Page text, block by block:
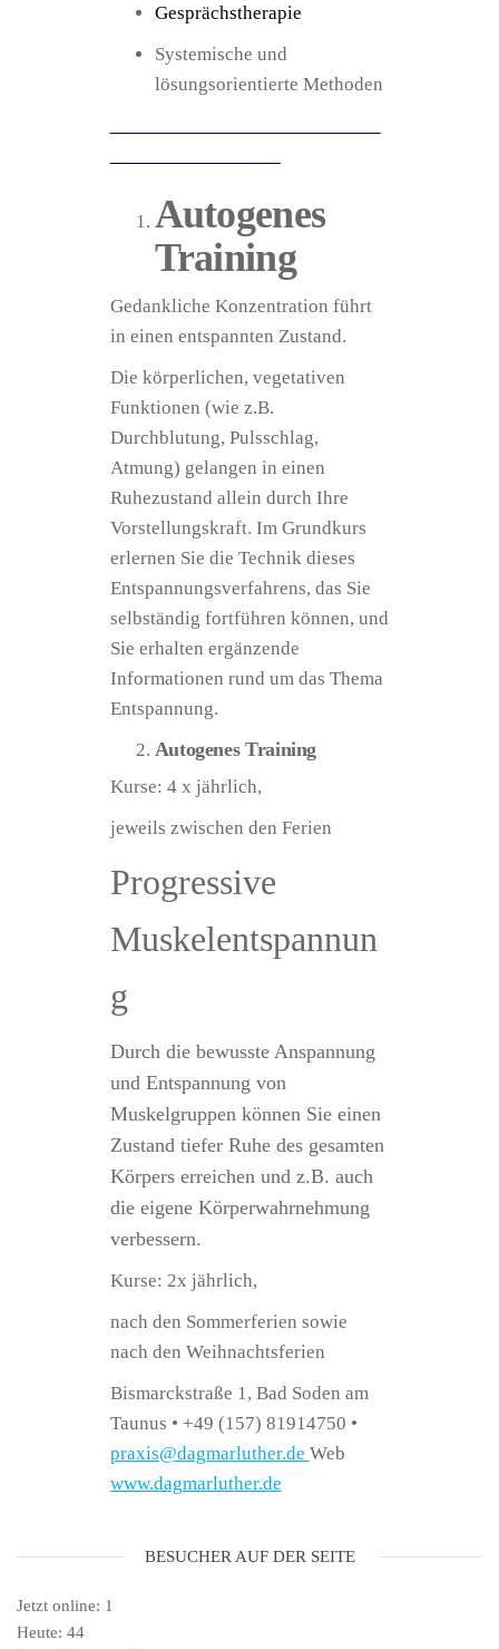
Gesprächstherapie
Systemische und
lösungsorientierte Methoden
Autogenes
Training
Gedankliche Konzentration führt
in einen entspannten Zustand.
Die körperlichen, vegetativen
Funktionen (wie z.B.
Durchblutung, Pulsschlag,
Atmung) gelangen in einen
Ruhezustand allein durch Ihre
Vorstellungskraft. Im Grundkurs
erlernen Sie die Technik dieses
Entspannungsverfahrens, das Sie
selbständig fortführen können, und
Sie erhalten ergänzende
Informationen rund um das Thema
Entspannung.
Autogenes Training
Kurse: 4 x jährlich,
jeweils zwischen den Ferien
Progressive
Muskelentspannun
g
Durch die bewusste Anspannung
und Entspannung von
Muskelgruppen können Sie einen
Zustand tiefer Ruhe des gesamten
Körpers erreichen und z.B. auch
die eigene Körperwahrnehmung
verbessern.
Kurse: 2x jährlich,
nach den Sommerferien sowie
nach den Weihnachtsferien
Bismarckstraße 1, Bad Soden am
Taunus • +49 (157) 81914750 •
praxis@dagmarluther.de Web
www.dagmarluther.de
BESUCHER AUF DER SEITE
Jetzt online: 1
Heute: 44